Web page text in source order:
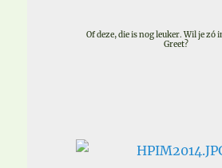
Of deze, die is nog leuker. Wil je zó
Greet?